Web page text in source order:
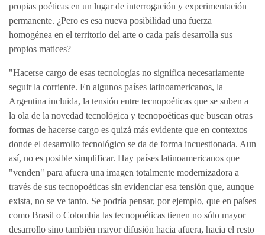
propias poéticas en un lugar de interrogación y experimentación
permanente. ¿Pero es esa nueva posibilidad una fuerza
homogénea en el territorio del arte o cada país desarrolla sus
propios matices?
"Hacerse cargo de esas tecnologías no significa necesariamente
seguir la corriente. En algunos países latinoamericanos, la
Argentina incluida, la tensión entre tecnopoéticas que se suben a
la ola de la novedad tecnológica y tecnopoéticas que buscan otras
formas de hacerse cargo es quizá más evidente que en contextos
donde el desarrollo tecnológico se da de forma incuestionada. Aun
así, no es posible simplificar. Hay países latinoamericanos que
"venden" para afuera una imagen totalmente modernizadora a
través de sus tecnopoéticas sin evidenciar esa tensión que, aunque
exista, no se ve tanto. Se podría pensar, por ejemplo, que en países
como Brasil o Colombia las tecnopoéticas tienen no sólo mayor
desarrollo sino también mayor difusión hacia afuera, hacia el resto